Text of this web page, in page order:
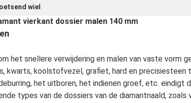
wiel
vierkant dossier malen 140 mm
het snellere verwijdering en malen van vaste vorm
kwarts, koolstofvezel, grafiet, hard en precisiesteen
het uitboren, het indienen groef, etc. eindigt
types van de dossiers van de diamantnaald, zoals